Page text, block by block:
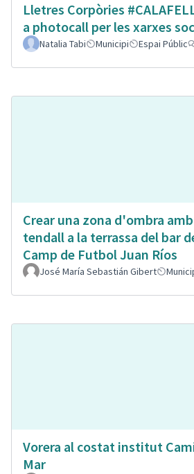
Lletres Corpòries
a photocall per les xarxes
Natalia Tabi Municipi Espai Públic
Crear una zona d'ombra
tendall a la terrassa del bar
Camp de Futbol Juan Ríos
José María Sebastián Gibert
Vorera al costat institut
Mar